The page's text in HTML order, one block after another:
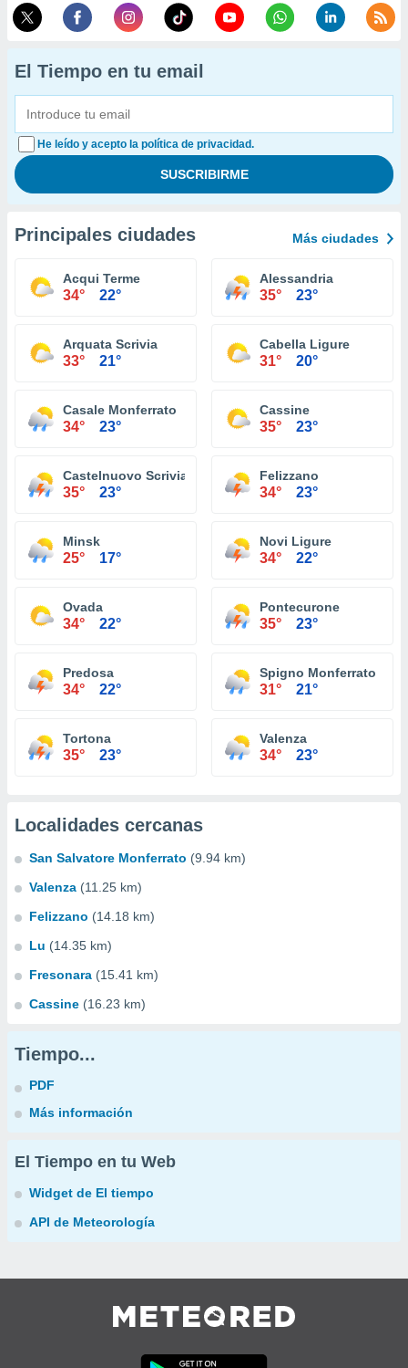
El Tiempo en tu email
He leído y acepto la política de privacidad.
Principales ciudades Más ciudades
Acqui Terme
34° 22°
Alessandria
35° 23°
Arquata Scrivia
33° 21°
Cabella Ligure
31° 20°
Casale Monferrato
34° 23°
Cassine
35° 23°
Castelnuovo Scrivia
35° 23°
Felizzano
34° 23°
Minsk
25° 17°
Novi Ligure
34° 22°
Ovada
34° 22°
Pontecurone
35° 23°
Predosa
34° 22°
Spigno Monferrato
31° 21°
Tortona
35° 23°
Valenza
34° 23°
Localidades cercanas
San Salvatore Monferrato (9.94 km)
Valenza (11.25 km)
Felizzano (14.18 km)
Lu (14.35 km)
Fresonara (15.41 km)
Cassine (16.23 km)
Tiempo...
PDF
Más información
El Tiempo en tu Web
Widget de El tiempo
API de Meteorología